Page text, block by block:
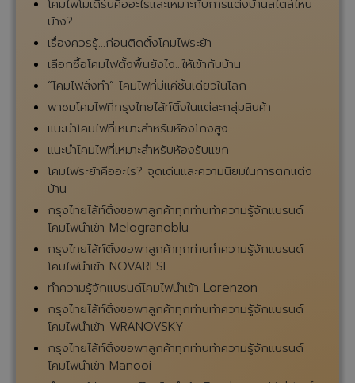
ARIZZI ศิลปะแห่งแสงสว่างระดับลักชัวรีจากเมือง
ฟลอเรนซ์ ประเทศอิตาลี
10 เหตุผล ที่โคมไฟระย้าทำให้เจ้าของบ้านรู้สึกประทับใจ
EPOCA แบรนด์โคมไฟนำเข้าจาก Napoli ประเทศอิตาลี
“หมวกโคมไฟ” ไอเทม(ไม่)ลับที่ทำให้โคมไฟระย้างดงาม
มากยิ่งขึ้น
พลังของ “เส้นโค้ง” ในงานออกแบบโคมไฟ
ทำความรู้จัก Slamp แบรนด์โคมไฟนำเข้าจากประเทศ
อิตาลี
หรือนี่คือเหตุผลที่ทำให้ใครๆ ก็ชอบโคมไฟสีทอง
เติมความหวานต้อนรับวันวาเลนไทน์ด้วยโคมไฟกันเถอะ
Lighting Trend 2026 เทรนด์โคมไฟแบบไหนมาแรงใน
ปี 2026
โคมไฟอย่างไรให้ประทับใจ
พาชมโคมไฟที่ออกแบบจากรูปทรงธรรมชาติ
เลือกโคมไฟตั้งโต๊ะไปประดับบ้านกันเถอะ
โคมไฟโมเดิร์นคืออะไรและเหมาะกับการแต่งบ้านสไตล์ไหน